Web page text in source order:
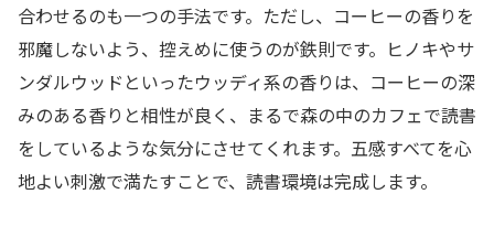
合わせるのも一つの手法です。ただし、コーヒーの香りを
邪魔しないよう、控えめに使うのが鉄則です。ヒノキやサ
ンダルウッドといったウッディ系の香りは、コーヒーの深
みのある香りと相性が良く、まるで森の中のカフェで読書
をしているような気分にさせてくれます。五感すべてを心
地よい刺激で満たすことで、読書環境は完成します。